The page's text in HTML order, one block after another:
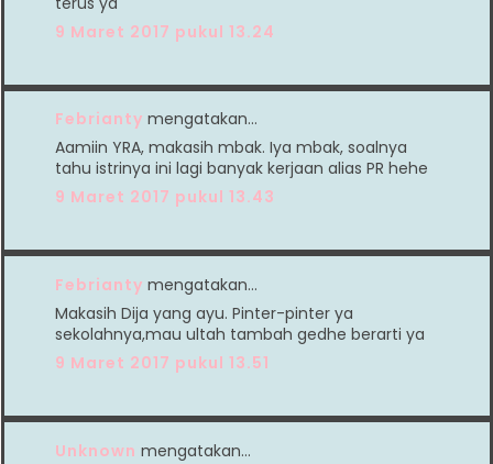
9 Maret 2017 pukul 13.24
Febrianty mengatakan…
Aamiin YRA, makasih mbak. Iya mbak, soalnya
tahu istrinya ini lagi banyak kerjaan alias PR hehe
9 Maret 2017 pukul 13.43
Febrianty mengatakan…
Makasih Dija yang ayu. Pinter-pinter ya
sekolahnya,mau ultah tambah gedhe berarti ya
9 Maret 2017 pukul 13.51
Unknown mengatakan…